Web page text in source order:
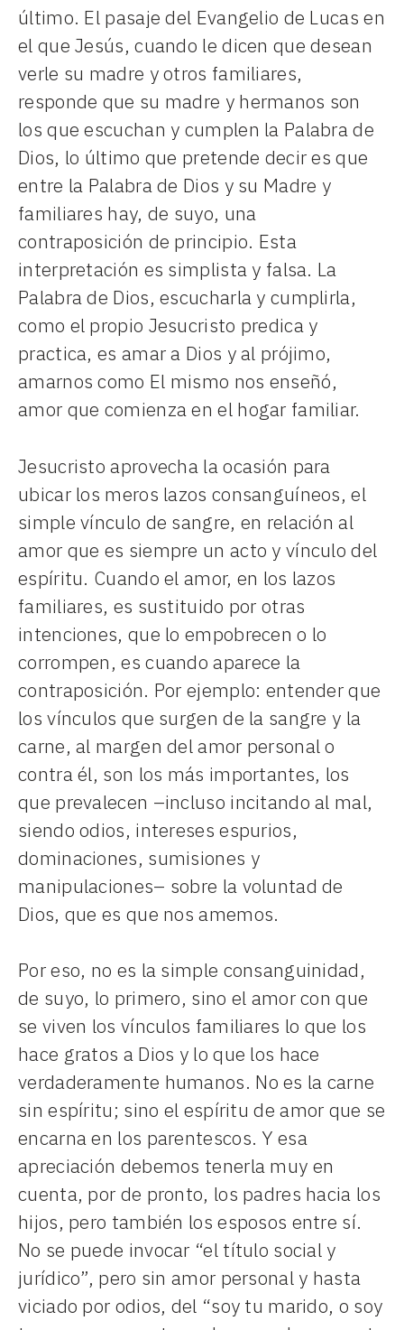
último. El pasaje del Evangelio de Lucas en
el que Jesús, cuando le dicen que desean
verle su madre y otros familiares,
responde que su madre y hermanos son
los que escuchan y cumplen la Palabra de
Dios, lo último que pretende decir es que
entre la Palabra de Dios y su Madre y
familiares hay, de suyo, una
contraposición de principio. Esta
interpretación es simplista y falsa. La
Palabra de Dios, escucharla y cumplirla,
como el propio Jesucristo predica y
practica, es amar a Dios y al prójimo,
amarnos como El mismo nos enseñó,
amor que comienza en el hogar familiar.
Jesucristo aprovecha la ocasión para
ubicar los meros lazos consanguíneos, el
simple vínculo de sangre, en relación al
amor que es siempre un acto y vínculo del
espíritu. Cuando el amor, en los lazos
familiares, es sustituido por otras
intenciones, que lo empobrecen o lo
corrompen, es cuando aparece la
contraposición. Por ejemplo: entender que
los vínculos que surgen de la sangre y la
carne, al margen del amor personal o
contra él, son los más importantes, los
que prevalecen –incluso incitando al mal,
siendo odios, intereses espurios,
dominaciones, sumisiones y
manipulaciones– sobre la voluntad de
Dios, que es que nos amemos.
Por eso, no es la simple consanguinidad,
de suyo, lo primero, sino el amor con que
se viven los vínculos familiares lo que los
hace gratos a Dios y lo que los hace
verdaderamente humanos. No es la carne
sin espíritu; sino el espíritu de amor que se
encarna en los parentescos. Y esa
apreciación debemos tenerla muy en
cuenta, por de pronto, los padres hacia los
hijos, pero también los esposos entre sí.
No se puede invocar “el título social y
jurídico”, pero sin amor personal y hasta
viciado por odios, del “soy tu marido, o soy